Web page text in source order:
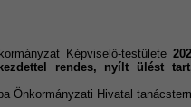
Képviselő-testülete
rendes, nyílt ülést
Önkormányzati Hivatal